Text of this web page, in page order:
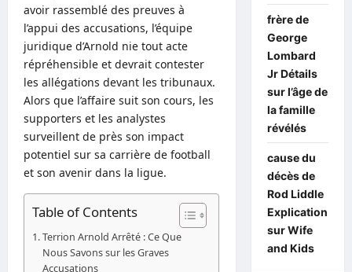
avoir rassemblé des preuves à
l’appui des accusations, l’équipe
juridique d’Arnold nie tout acte
répréhensible et devrait contester
les allégations devant les tribunaux.
Alors que l’affaire suit son cours, les
supporters et les analystes
surveillent de près son impact
potentiel sur sa carrière de football
et son avenir dans la ligue.
Table of Contents
Terrion Arnold Arrêté : Ce Que
Nous Savons sur les Graves
Accusations
frère de
George
Lombard
Jr Détails
sur l’âge de
la famille
révélés
cause du
décès de
Rod Liddle
Explication
sur Wife
and Kids